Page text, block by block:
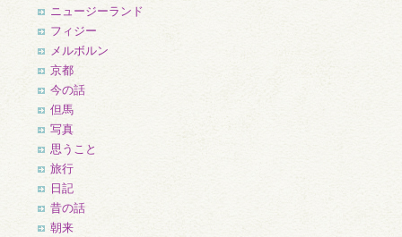
ニュージーランド
フィジー
メルボルン
京都
今の話
但馬
写真
思うこと
旅行
日記
昔の話
朝来